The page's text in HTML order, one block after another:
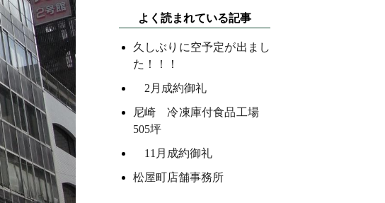
よく読まれている記事
久しぶりに空予定が出まし
た！！！
2月成約御礼
尼崎 冷凍庫付食品工場
505坪
11月成約御礼
松屋町店舗事務所